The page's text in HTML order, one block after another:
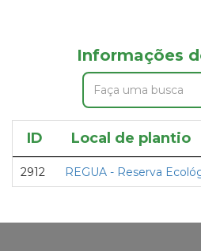
Informações
ID Local de plantio
2912 REGUA - Reserva